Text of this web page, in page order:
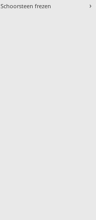
Schoorsteen frezen ›